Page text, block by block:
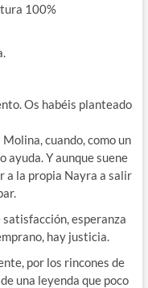
100%
Os habéis planteado
cuando, como un
ayuda. Y aunque suene
a la propia Nayra a salir
esperanza
hay justicia.
por los rincones de
una leyenda que poco